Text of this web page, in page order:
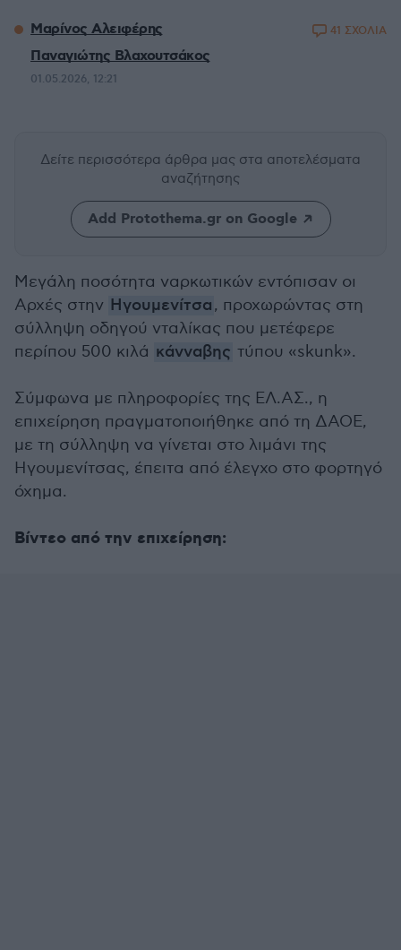
Μαρίνος Αλειφέρης
Παναγιώτης Βλαχουτσάκος
01.05.2026, 12:21
41 ΣΧΟΛΙΑ
Δείτε περισσότερα άρθρα μας στα αποτελέσματα
αναζήτησης
Add Protothema.gr on Google
Μεγάλη ποσότητα ναρκωτικών εντόπισαν οι
Αρχές στην Ηγουμενίτσα, προχωρώντας στη
σύλληψη οδηγού νταλίκας που μετέφερε
περίπου 500 κιλά κάνναβης τύπου «skunk».
Σύμφωνα με πληροφορίες της ΕΛ.ΑΣ., η
επιχείρηση πραγματοποιήθηκε από τη ΔΑΟΕ,
με τη σύλληψη να γίνεται στο λιμάνι της
Ηγουμενίτσας, έπειτα από έλεγχο στο φορτηγό
όχημα.
Βίντεο από την επιχείρηση: